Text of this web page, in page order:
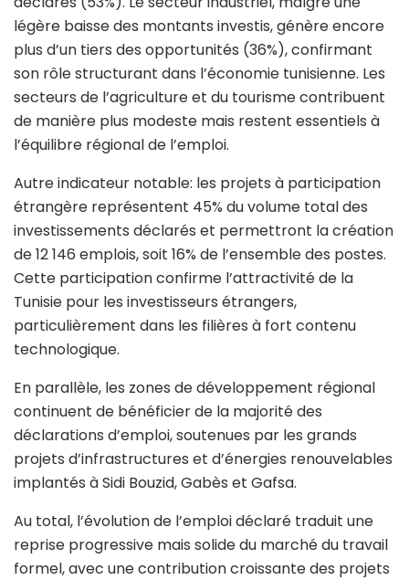
légère baisse des montants investis, génère encore
plus d’un tiers des opportunités (36%), confirmant
son rôle structurant dans l’économie tunisienne. Les
secteurs de l’agriculture et du tourisme contribuent
de manière plus modeste mais restent essentiels à
l’équilibre régional de l’emploi.
Autre indicateur notable: les projets à participation
étrangère représentent 45% du volume total des
investissements déclarés et permettront la création
de 12 146 emplois, soit 16% de l’ensemble des postes.
Cette participation confirme l’attractivité de la
Tunisie pour les investisseurs étrangers,
particulièrement dans les filières à fort contenu
technologique.
En parallèle, les zones de développement régional
continuent de bénéficier de la majorité des
déclarations d’emploi, soutenues par les grands
projets d’infrastructures et d’énergies renouvelables
implantés à Sidi Bouzid, Gabès et Gafsa.
Au total, l’évolution de l’emploi déclaré traduit une
reprise progressive mais solide du marché du travail
formel, avec une contribution croissante des projets